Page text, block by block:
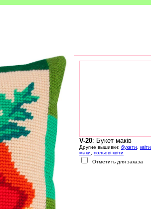
V-20: Букет маків
Другие вышивки: букети квіти
маки
польові квіти
Отметить для заказа